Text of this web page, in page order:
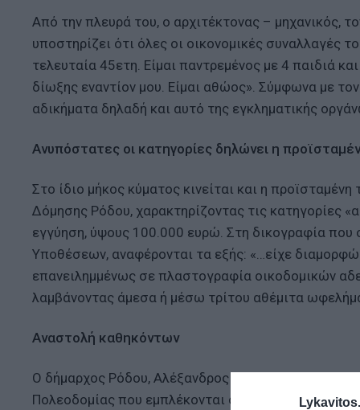
Από την πλευρά του, ο αρχιτέκτονας – μηχανικός,
υποστηρίζει ότι όλες οι οικονομικές συναλλαγές
τελευταία 45ετη. Είμαι παντρεμένος με 4 παιδιά
δίωξης εναντίον μου. Είμαι αθώος». Σύμφωνα με
αδικήματα δηλαδή και αυτό της εγκληματικής
Ανυπόστατες οι κατηγορίες δηλώνει η
Στο ίδιο μήκος κύματος κινείται και η
Δόμησης Ρόδου, χαρακτηρίζοντας τις κατηγορίες
εγγύηση, ύψους 100.000 ευρώ. Στη δικογραφία
Υποθέσεων, αναφέρονται τα εξής: «…είχε
επανειλημμένως σε πλαστογραφία οικοδομικών
λαμβάνοντας άμεσα ή μέσω τρίτου αθέμιτα
Αναστολή καθηκόντων
Ο δήμαρχος Ρόδου, Αλέξανδρος Κολιάδης,
Πολεοδομίας που εμπλέκονται στην υπόθεση